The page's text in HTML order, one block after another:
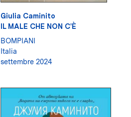
Giulia Caminito
IL MALE CHE NON C'È
BOMPIANI
Italia
settembre 2024